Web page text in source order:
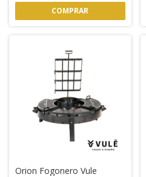
Orion Fogonero Vule